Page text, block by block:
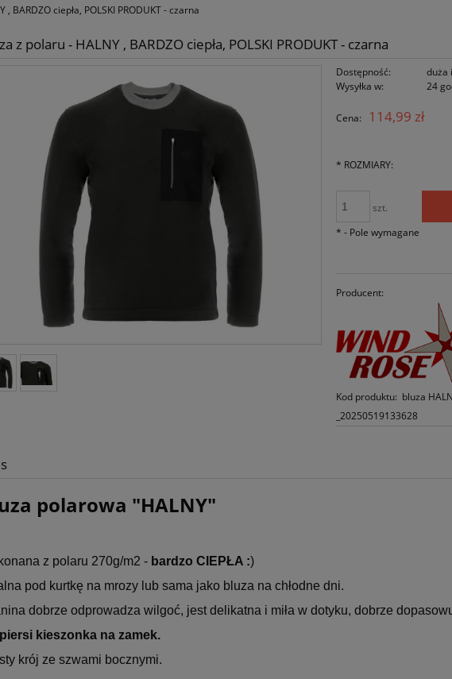
BARDZO ciepła, POLSKI PRODUKT - czarna
z polaru - HALNY , BARDZO ciepła, POLSKI PRODUKT - czarna
Dostępność:
duża
Wysyłka w:
24
Cena: 114,99 zł
* ROZMIARY:
szt.
* - Pole wymagane
Producent:
Kod produktu: bluza
_20250519133628
polarowa "HALNY"
z polaru 270g/m2 - bardzo CIEPŁA :)
pod kurtkę na mrozy lub sama jako bluza na chłodne dni.
dobrze odprowadza wilgoć, jest delikatna i miła w dotyku, dobrze
kieszonka na zamek.
krój ze szwami bocznymi.